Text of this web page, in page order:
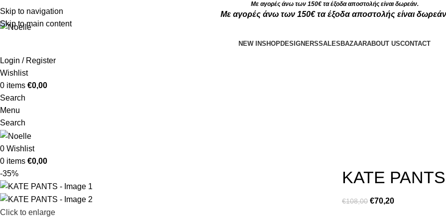
Skip to navigation
Skip to main content
Με αγορές άνω των 150€ τα έξοδα αποστολής είναι δωρεάν.
Με αγορές άνω των 150€ τα έξοδα αποστολής είναι
NEW INSHOPDESIGNERSSALES BAZAARABOUT USCONTACT
Login / Register
Wishlist
0 items €0,00
Search
Menu
Search
0 Wishlist
0 items €0,00
-35%
Click to enlarge
KATE PANTS
€108,00 €70,20